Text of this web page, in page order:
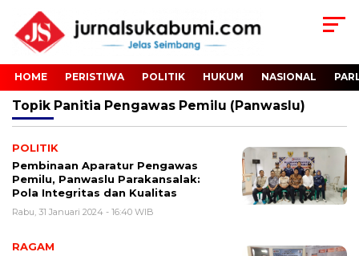
HOME PERISTIWA POLITIK HUKUM NASIONAL
Topik Panitia Pengawas Pemilu (Panwaslu)
POLITIK
Pembinaan Aparatur Pengawas
Pemilu, Panwaslu Parakansalak:
Pola Integritas dan Kualitas
Rabu, 31 Januari 2024 - 16:40 WIB
RAGAM